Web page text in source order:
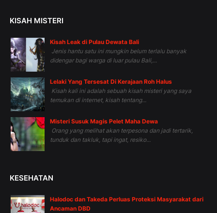
KISAH MISTERI
Kisah Leak di Pulau Dewata Bali
Jenis hantu satu ini mungkin belum terlalu banyak
didengar bagi warga di luar pulau Bali,...
Lelaki Yang Tersesat Di Kerajaan Roh Halus
Kisah kali ini adalah sebuah kisah misteri yang saya
temukan di internet, kisah tentang...
Misteri Susuk Magis Pelet Maha Dewa
Orang yang melihat akan terpesona dan jadi tertarik,
tunduk dan takluk, tapi ingat, resiko...
KESEHATAN
Halodoc dan Takeda Perluas Proteksi Masyarakat dari
Ancaman DBD